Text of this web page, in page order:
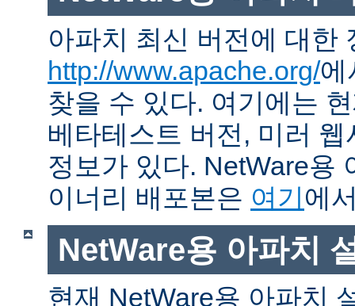
아파치 최신 버전에 대한
http://www.apache.org/에
찾을 수 있다. 여기에는
베타테스트 버전, 미러
정보가 있다. NetWare용
이너리 배포본은 여기에
NetWare용 아파치
현재 NetWare용 아파치